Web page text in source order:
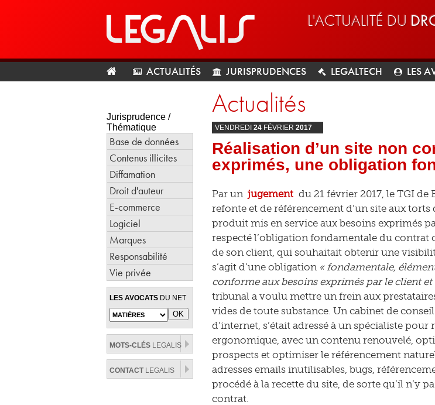
L'ACTUALITÉ DU
ACTUALITÉS JURISPRUDENCES LEGALTECH LES
Jurisprudence /
Thématique
Base de données
Contenus illicites
Diffamation
Droit d'auteur
E-commerce
Logiciel
Marques
Responsabilité
Vie privée
LES AVOCATS DU NET
MOTS-CLÉS LEGALIS
CONTACTLEGALIS
Actualités
VENDREDI 24 FÉVRIER 2017
Réalisation d’un site non
exprimés, une obligation
Par un jugement du 21 février 2017, le TGI
refonte et de référencement d’un site aux
produit mis en service aux besoins exprimés
respecté l’obligation fondamentale du contrat
de son client, qui souhaitait obtenir une
s’agit d’une obligation « fondamentale,
conforme aux besoins exprimés par le client
tribunal a voulu mettre un frein aux
vides de toute substance. Un cabinet de
d’internet, s’était adressé à un spécialiste
ergonomique, avec un contenu renouvelé,
prospects et optimiser le référencement
adresses emails inutilisables, bugs,
procédé à la recette du site, de sorte qu’il n’y
contrat.